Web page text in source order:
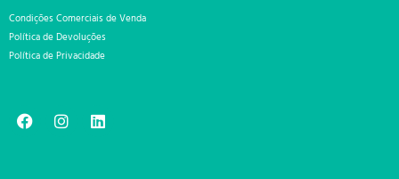
Condições Comerciais de Venda
Política de Devoluções
Política de Privacidade